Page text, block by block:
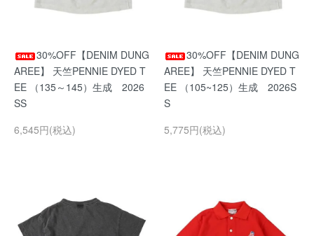
30%OFF【DENIM DUNG
AREE】 天竺PENNIE DYED T
EE （135～145）生成 2026
SS
6,545円(税込)
30%OFF【DENIM DUNG
AREE】 天竺PENNIE DYED T
EE （105~125）生成 2026S
S
5,775円(税込)